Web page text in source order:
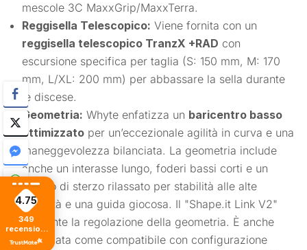
mescole 3C MaxxGrip/MaxxTerra.
Reggisella Telescopico: Viene fornita con un
reggisella telescopico TranzX +RAD con
escursione specifica per taglia (S: 150 mm, M: 170
mm, L/XL: 200 mm) per abbassare la sella durante
le discese.
Geometria: Whyte enfatizza un baricentro basso
ottimizzato per un’eccezionale agilità in curva e una
maneggevolezza bilanciata. La geometria include
anche un interasse lungo, foderi bassi corti e un
angolo di sterzo rilassato per stabilità alle alte
velocità e una guida giocosa. Il "Shape.it Link V2"
consente la regolazione della geometria. È anche
segnalata come compatibile con configurazione
4.75
349
recensioni
di tutti i